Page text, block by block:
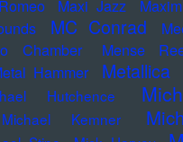
Maxi Jazz
MC Conrad
Chamber
Mense
Hammer Metallica
Hutchence
Michael Kemner